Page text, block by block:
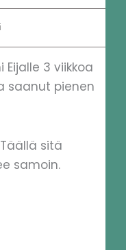
3 viikkoa
saanut pienen
sitä
samoin.